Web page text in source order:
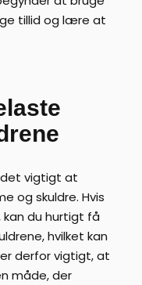
tillid og lære at
det vigtigt at
og skuldre. Hvis
kan du hurtigt få
hvilket kan
derfor vigtigt, at
måde, der